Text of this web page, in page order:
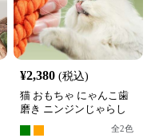
¥2,380 (税込)
猫 おもちゃ にゃんこ歯
磨き ニンジンじゃらし
全2色